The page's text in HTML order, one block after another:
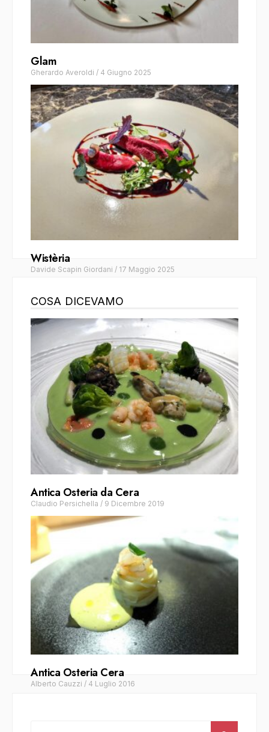
Glam
Gherardo Averoldi / 4 Giugno 2025
Wistèria
Davide Scapin Giordani / 17 Maggio 2025
COSA DICEVAMO
Antica Osteria da Cera
Claudio Persichella / 9 Dicembre 2019
Antica Osteria Cera
Alberto Cauzzi / 4 Luglio 2016